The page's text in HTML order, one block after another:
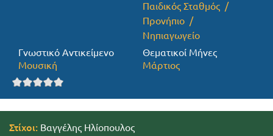
Παιδικός Σταθμός
Προνήπιο
Νηπιαγωγείο
Γνωστικό Αντικείμενο
Μουσική
Θεματικοί Μήνες
Μάρτιος
Στίχοι: Βαγγέλης Ηλίοπουλος